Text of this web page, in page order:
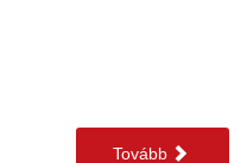
Tovább